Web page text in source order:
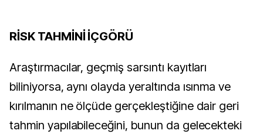
RİSK TAHMİNİ İÇGÖRÜ
Araştırmacılar, geçmiş sarsıntı kayıtları
biliniyorsa, aynı olayda yeraltında ısınma ve
kırılmanın ne ölçüde gerçekleştiğine dair geri
tahmin yapılabileceğini, bunun da gelecekteki